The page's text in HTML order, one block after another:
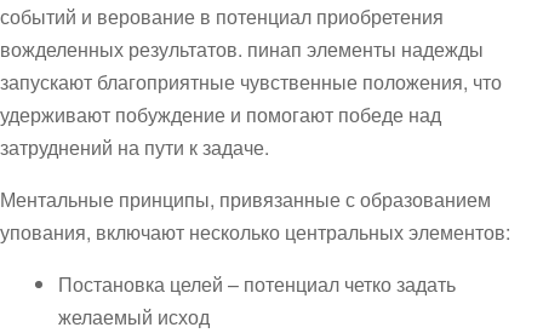
событий и верование в потенциал приобретения
вожделенных результатов. пинап элементы надежды
запускают благоприятные чувственные положения, что
удерживают побуждение и помогают победе над
затруднений на пути к задаче.
Ментальные принципы, привязанные с образованием
упования, включают несколько центральных элементов:
Постановка целей – потенциал четко задать
желаемый исход